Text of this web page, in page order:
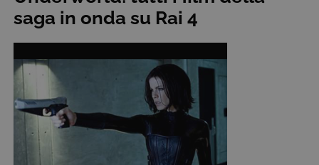
saga in onda su Rai 4